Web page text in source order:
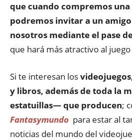
que cuando compremos
podremos invitar a un
nosotros mediante el pase
que hará más atractivo al
Si te interesan los
y libros, además de toda la
estatuillas— que producen;
Fantasymundo para estar al
noticias del mundo del